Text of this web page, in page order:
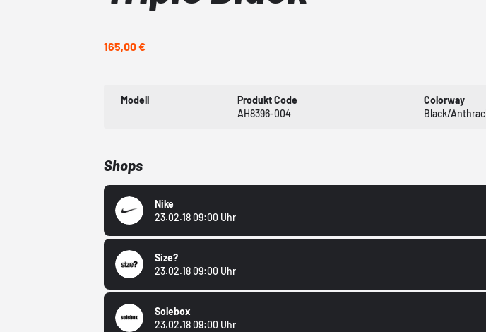
165,00 €
Modell
Produkt Code
AH8396-004
Colorway
Black/
Shops
Nike
23.02.18 09:00 Uhr
Size?
23.02.18 09:00 Uhr
Solebox
23.02.18 09:00 Uhr